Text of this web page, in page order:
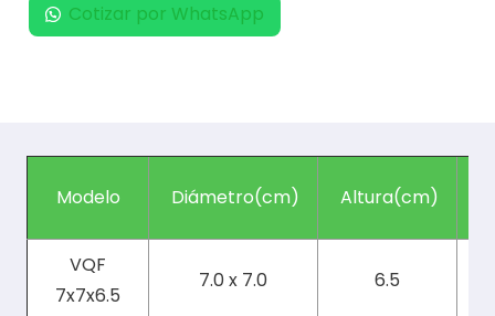
Cotizar por WhatsApp
Modelo Diámetro(cm) Altura(cm)
VQF
7x7x6.5
7.0 x 7.0 6.5